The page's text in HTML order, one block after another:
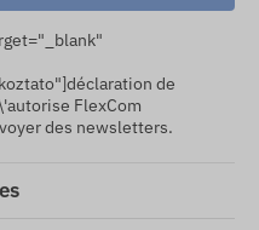
de
FlexCom
des newsletters.